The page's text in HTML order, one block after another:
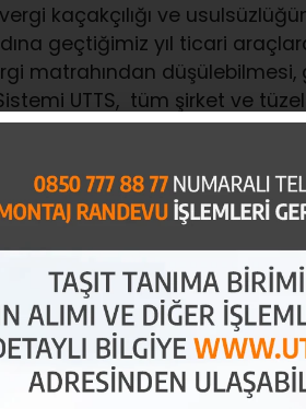
kaçakçılığı ve
geçtiğimiz yıl ticari
matrahından düşülebilmesi,
UTTS, tüm şirket ve
tüm araçlarda 30 Nisan
zorundu.
Mecburi Değil
sonuna kadar başta
öncesi zorunlu olacağı
tarihi itibarı ile mevcut
yapılan düzenleme değişikliği